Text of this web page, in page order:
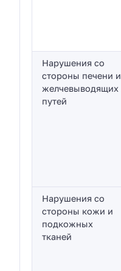
Нарушения со
стороны печени и
желчевыводящих
путей
Нарушения со
стороны кожи и
подкожных
тканей